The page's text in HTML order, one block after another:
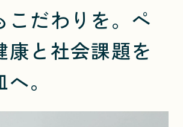
こだわりを。ペ
康と社会課題を
。